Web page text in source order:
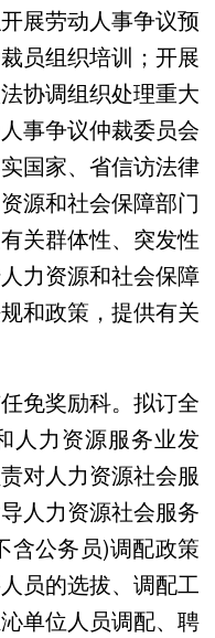
展劳动人事争议预
员组织培训；开展
协调组织处理重大
事争议仲裁委员会
国家、省信访法律
源和社会保障部门
关群体性、突发性
力资源和社会保障
和政策，提供有关
免奖励科。拟订全
人力资源服务业发
对人力资源社会服
人力资源社会服务
含公务员)调配政策
员的选拔、调配工
单位人员调配、聘